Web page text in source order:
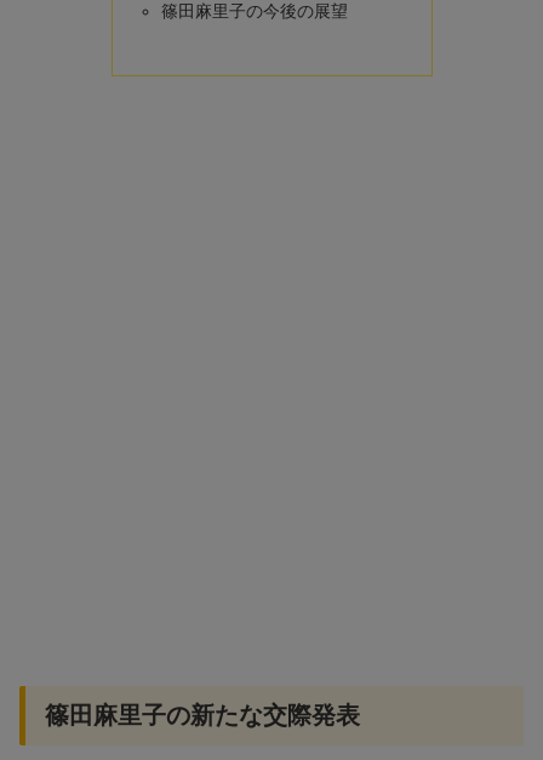
篠田麻里子の今後の展望
篠田麻里子の新たな交際発表